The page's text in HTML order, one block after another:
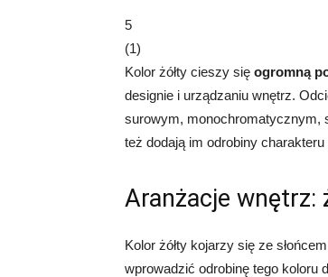
5
(1)
Kolor żółty cieszy się ogromną
designie i urządzaniu wnętrz.
surowym, monochromatycznym,
też dodają im odrobiny charakteru
Aranżacje wnętrz:
Kolor żółty kojarzy się ze
wprowadzić odrobinę tego koloru